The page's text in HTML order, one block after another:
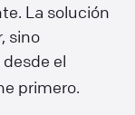
La solución
sino
desde el
primero.